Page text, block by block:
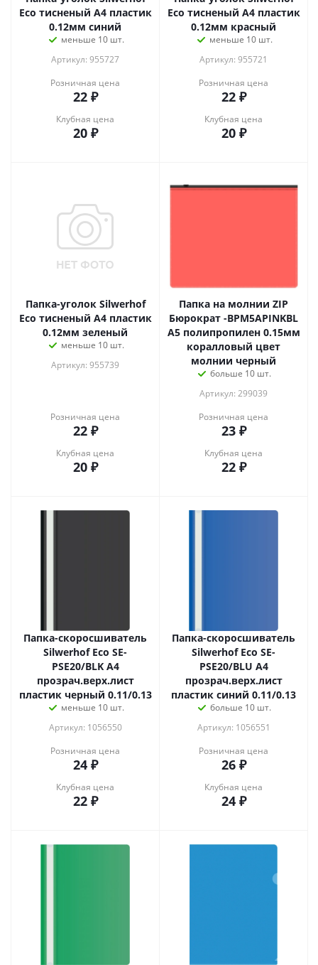
Eco тисненый A4 пластик
0.12мм синий
меньше 10 шт.
Артикул: 955727
Розничная цена
22₽
Клубная цена
20₽
Eco тисненый A4 пластик
0.12мм красный
меньше 10 шт.
Артикул: 955721
Розничная цена
22₽
Клубная цена
20₽
Папка-уголок Silwerhof
Eco тисненый A4 пластик
0.12мм зеленый
меньше 10 шт.
Артикул: 955739
Розничная цена
22₽
Клубная цена
20₽
Папка на молнии ZIP
Бюрократ -BPM5APINKBL
A5 полипропилен 0.15мм
коралловый цвет
молнии черный
больше 10 шт.
Артикул: 299039
Розничная цена
23₽
Клубная цена
22₽
Папка-скоросшиватель
Silwerhof Eco SE-
PSE20/BLK A4
прозрач.верх.лист
пластик черный 0.11/0.13
меньше 10 шт.
Артикул: 1056550
Розничная цена
24₽
Клубная цена
22₽
Папка-скоросшиватель
Silwerhof Eco SE-
PSE20/BLU A4
прозрач.верх.лист
пластик синий 0.11/0.13
больше 10 шт.
Артикул: 1056551
Розничная цена
26₽
Клубная цена
24₽